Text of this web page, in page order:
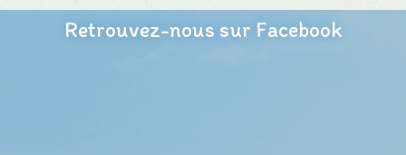
Retrouvez-nous sur Facebook